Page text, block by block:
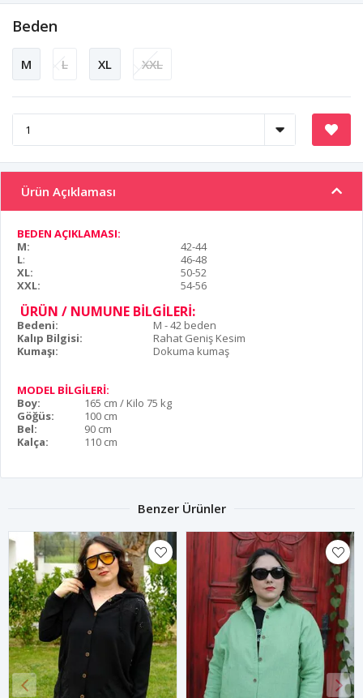
Beden
M L XL XXL
Ürün Açıklaması
BEDEN AÇIKLAMASI:
M:
42-44
L:
46-48
XL:
50-52
XXL:
54-56
ÜRÜN / NUMUNE BİLGİLERİ:
Bedeni:
M - 42 beden
Kalıp Bilgisi:
Rahat Geniş Kesim
Kumaşı:
Dokuma kumaş
MODEL BİLGİLERİ:
Boy:
165 cm / Kilo 75 kg
Göğüs:
100 cm
Bel:
90 cm
Kalça:
110 cm
Benzer Ürünler